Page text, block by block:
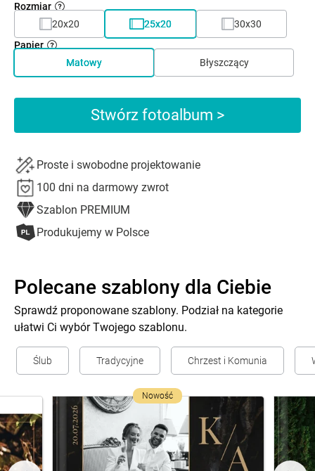
Rozmiar
20x20
25x20
30x30
Papier
Matowy
Błyszczący
Stwórz fotoalbum >
Proste i swobodne projektowanie
100 dni na darmowy zwrot
Szablon PREMIUM
Produkujemy w Polsce
Polecane szablony dla Ciebie
Sprawdź proponowane szablony. Podział na kategorie
ułatwi Ci wybór Twojego szablonu.
Ślub Tradycyjne Chrzest i Komunia
Nowość